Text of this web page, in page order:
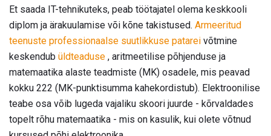
Et saada IT-tehnikuteks, peab töötajatel olema keskkooli
diplom ja ärakuulamise või kõne takistused. Armeeritud
teenuste professionaalse suutlikkuse patarei võtmine
keskendub üldteaduse , aritmeetilise põhjenduse ja
matemaatika alaste teadmiste (MK) osadele, mis peavad
kokku 222 (MK-punktisumma kahekordistub). Elektroonilise
teabe osa võib lugeda vajaliku skoori juurde - kõrvaldades
topelt rõhu matemaatika - mis on kasulik, kui olete võtnud